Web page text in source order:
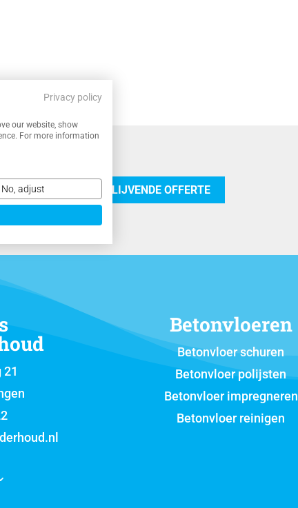
verdieper
OP VOOR EEN VRIJBLIJVENDE OFFERTE
Betonvloeren
Betonvloer schuren
Betonvloer polijsten
Betonvloer impregneren
Betonvloer reinigen
Privacy policy
our website, show
For more information
No, adjust